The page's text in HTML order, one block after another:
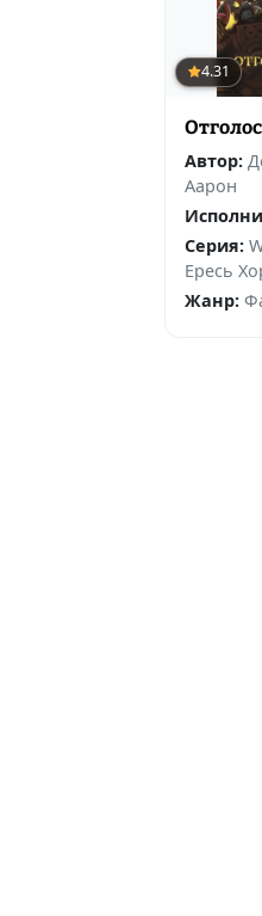
4.31
Автор:
Аарон
Серия:
Ересь
Жанр: